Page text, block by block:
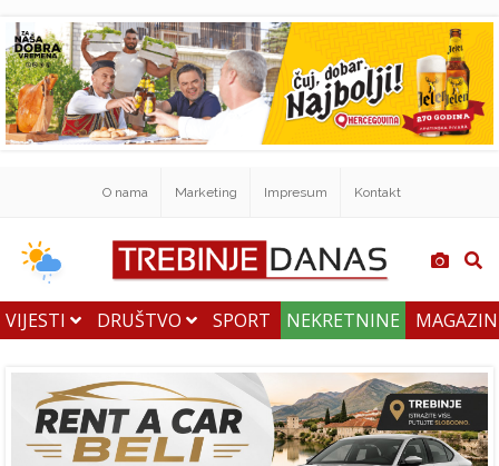
O nama Marketing Impresum Kontakt
VIJESTI DRUŠTVO SPORT NEKRETNINE